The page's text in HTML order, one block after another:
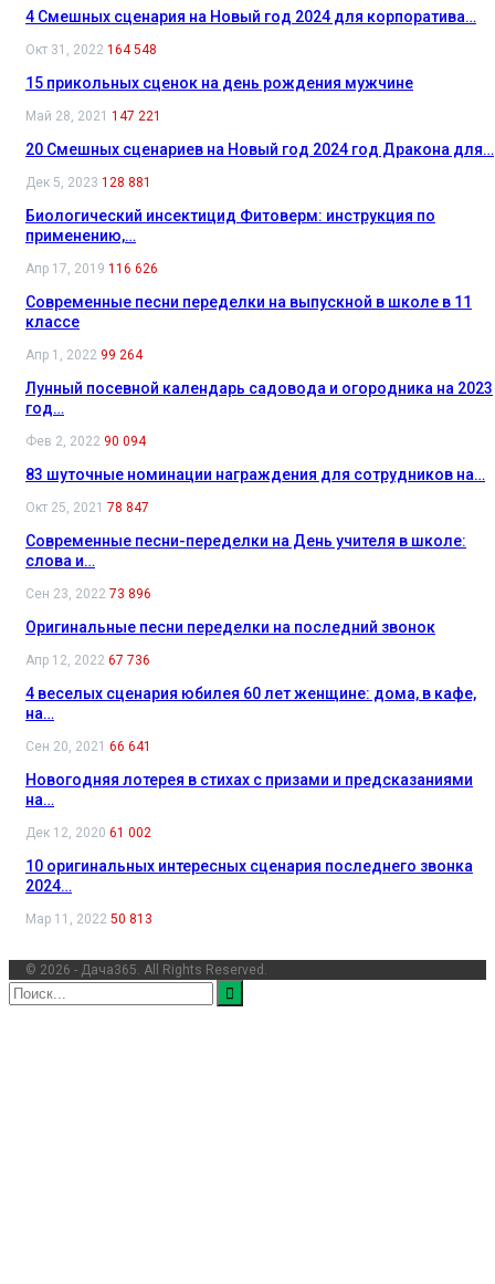
4 Смешных сценария на Новый год 2024 для корпоратива…
Окт 31, 2022 164 548
15 прикольных сценок на день рождения мужчине
Май 28, 2021 147 221
20 Смешных сценариев на Новый год 2024 год Дракона для…
Дек 5, 2023 128 881
Биологический инсектицид Фитоверм: инструкция по
применению,…
Апр 17, 2019 116 626
Современные песни переделки на выпускной в школе в 11
классе
Апр 1, 2022 99 264
Лунный посевной календарь садовода и огородника на 2023
год…
Фев 2, 2022 90 094
83 шуточные номинации награждения для сотрудников на…
Окт 25, 2021 78 847
Современные песни-переделки на День учителя в школе:
слова и…
Сен 23, 2022 73 896
Оригинальные песни переделки на последний звонок
Апр 12, 2022 67 736
4 веселых сценария юбилея 60 лет женщине: дома, в кафе,
на…
Сен 20, 2021 66 641
Новогодняя лотерея в стихах с призами и предсказаниями
на…
Дек 12, 2020 61 002
10 оригинальных интересных сценария последнего звонка
2024…
Мар 11, 2022 50 813
© 2026 - Дача365. All Rights Reserved.